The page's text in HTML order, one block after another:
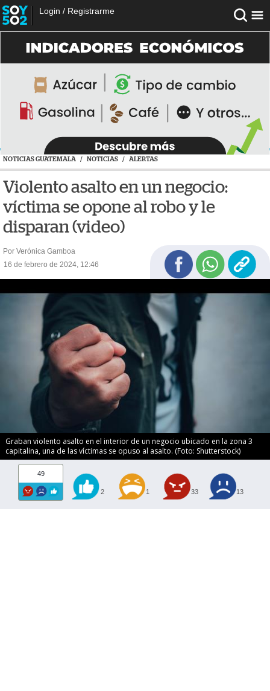
Login / Registrarme
NOTICIAS GUATEMALA / NOTICIAS / ALERTAS
Violento asalto en un negocio:
víctima se opone al robo y le
disparan (video)
Por Verónica Gamboa
16 de febrero de 2024, 12:46
Graban violento asalto en el interior de un negocio ubicado en la zona 3
capitalina, una de las víctimas se opuso al asalto. (Foto: Shutterstock)
49
2 1 33 13